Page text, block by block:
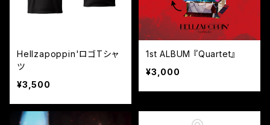
Hellzapoppin'ロゴTシャ
ツ
¥3,500
1st ALBUM 『Quartet』
¥3,000